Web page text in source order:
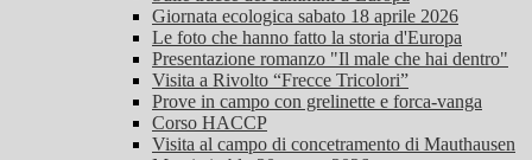
Giornata ecologica sabato 18 aprile 2026
Le foto che hanno fatto la storia d'Europa
Presentazione romanzo "Il male che hai dentro"
Visita a Rivolto “Frecce Tricolori”
Prove in campo con grelinette e forca-vanga
Corso HACCP
Visita al campo di concetramento di Mauthausen